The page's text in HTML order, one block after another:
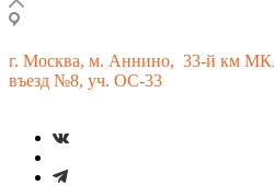
г. Москва, м. Аннино, 33-й км
въезд №8, уч. ОС-33